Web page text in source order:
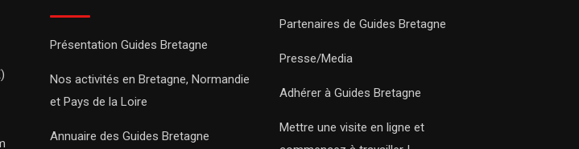
Présentation Guides Bretagne
Nos activités en Bretagne, Normandie
et Pays de la Loire
Annuaire des Guides Bretagne
Partenaires de Guides Bretagne
Presse/Media
Adhérer à Guides Bretagne
Mettre une visite en ligne et